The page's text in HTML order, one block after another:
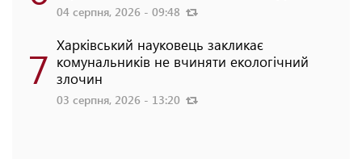
04 серпня, 2026 - 09:48
7 Харківський науковець закликає
комунальників не вчиняти екологічний
злочин
03 серпня, 2026 - 13:20